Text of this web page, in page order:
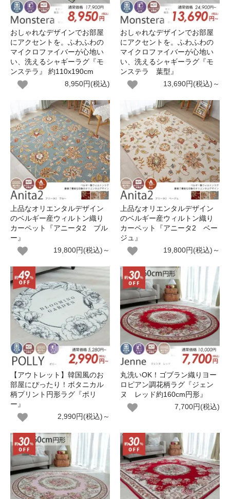
おしゃれなデザインでお部屋
にアクセントを。ふわふわの
マイクロファイバーが心地い
い、洗えるシャギーラグ『モ
ンステラ』 約110x190cm
8,950円(税込)
おしゃれなデザインでお部屋
にアクセントを。ふわふわの
マイクロファイバーが心地い
い、洗えるシャギーラグ『モ
ンステラ 葉型』
13,690円(税込)～
上品なオリエンタルデザイン
のベルギー産ウィルトン織り
カーペット『アニータ2 ブル
ー』
19,800円(税込)～
上品なオリエンタルデザイン
のベルギー産ウィルトン織り
カーペット『アニータ2 ベー
ジュ』
19,800円(税込)～
【アウトレット】韓国風のお
部屋にぴったり！ボタニカル
柄プリント円形ラグ『ポリ
ー』
2,990円(税込)～
丸洗いOK！ゴブラン織りヨー
ロピアン調花柄ラグ『ジェン
ヌ レッド約160cm円形』
7,700円(税込)